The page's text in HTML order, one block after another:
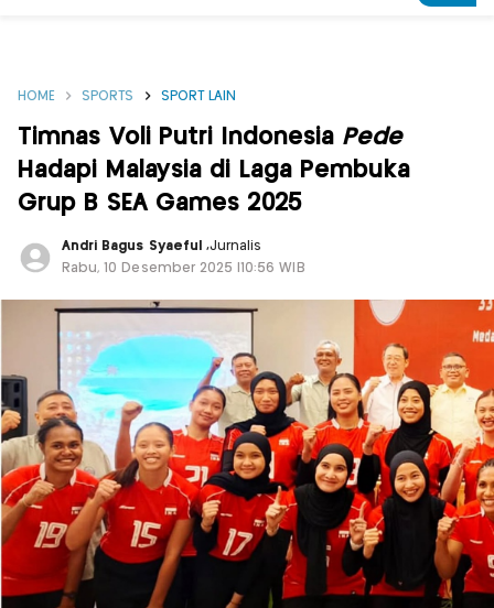
HOME SPORTS SPORT LAIN
Timnas Voli Putri Indonesia Pede
Hadapi Malaysia di Laga Pembuka
Grup B SEA Games 2025
Andri Bagus Syaeful ,Jurnalis
Rabu, 10 Desember 2025 |10:56 WIB